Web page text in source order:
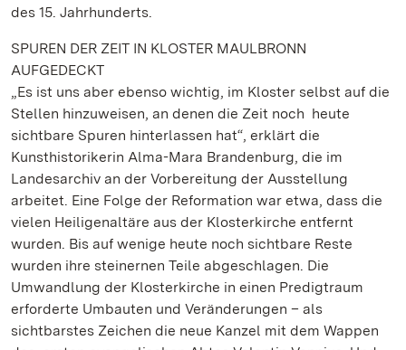
des 15. Jahrhunderts.
SPUREN DER ZEIT IN KLOSTER MAULBRONN
AUFGEDECKT
„Es ist uns aber ebenso wichtig, im Kloster selbst auf die
Stellen hinzuweisen, an denen die Zeit noch heute
sichtbare Spuren hinterlassen hat“, erklärt die
Kunsthistorikerin Alma-Mara Brandenburg, die im
Landesarchiv an der Vorbereitung der Ausstellung
arbeitet. Eine Folge der Reformation war etwa, dass die
vielen Heiligenaltäre aus der Klosterkirche entfernt
wurden. Bis auf wenige heute noch sichtbare Reste
wurden ihre steinernen Teile abgeschlagen. Die
Umwandlung der Klosterkirche in einen Predigtraum
erforderte Umbauten und Veränderungen – als
sichtbarstes Zeichen die neue Kanzel mit dem Wappen